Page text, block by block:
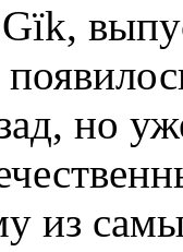
но
из